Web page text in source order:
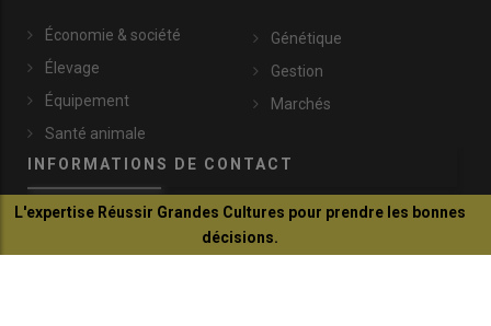
Économie & société
Élevage
Équipement
Santé animale
Génétique
Gestion
Marchés
INFORMATIONS DE CONTACT
communication@reussir.fr
L'expertise Réussir Grandes Cultures pour prendre les bonnes
décisions.